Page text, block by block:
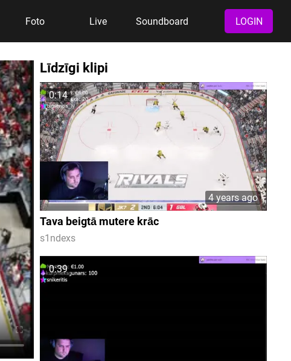
Foto Live Soundboard LOGIN
Līdzīgi klipi
0:14
4 years ago
Tava beigtā mutere krāc
s1ndexs
0:39